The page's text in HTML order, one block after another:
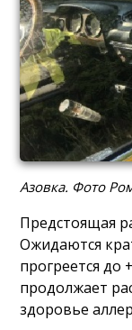
Азовка. Фото
Предстоящая
Ожидаются
прогреется до
продолжает
здоровье